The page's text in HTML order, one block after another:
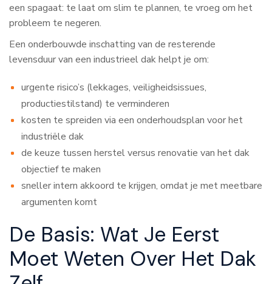
een spagaat: te laat om slim te plannen, te vroeg om het
probleem te negeren.
Een onderbouwde inschatting van de resterende
levensduur van een industrieel dak helpt je om:
urgente risico’s (lekkages, veiligheidsissues,
productiestilstand) te verminderen
kosten te spreiden via een onderhoudsplan voor het
industriële dak
de keuze tussen herstel versus renovatie van het dak
objectief te maken
sneller intern akkoord te krijgen, omdat je met meetbare
argumenten komt
De Basis: Wat Je Eerst
Moet Weten Over Het Dak